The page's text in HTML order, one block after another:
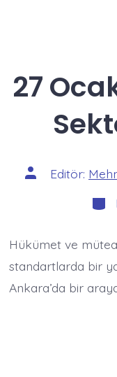
27
Yazının
yazarı
Editör:
Hükümet ve
standartlarda bir
Ankara’da bir